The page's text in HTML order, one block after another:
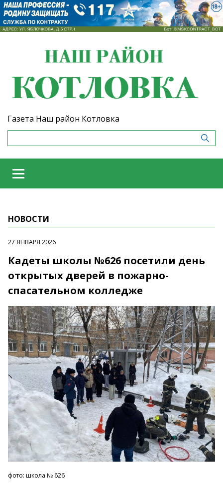
Газета Наш район Котловка
НОВОСТИ
27 ЯНВАРЯ 2026
Кадеты школы №626 посетили день
открытых дверей в пожарно-
спасательном колледже
фото: школа № 626